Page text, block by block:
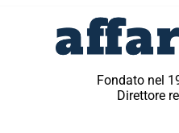
Fondato nel
Direttore